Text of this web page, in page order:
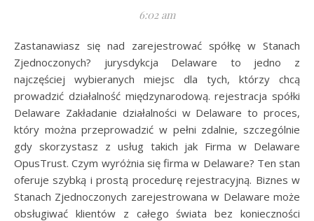
6:02 am
Zastanawiasz się nad zarejestrować spółkę w Stanach
Zjednoczonych? jurysdykcja Delaware to jedno z
najczęściej wybieranych miejsc dla tych, którzy chcą
prowadzić działalność międzynarodową. rejestracja spółki
Delaware Zakładanie działalności w Delaware to proces,
który można przeprowadzić w pełni zdalnie, szczególnie
gdy skorzystasz z usług takich jak Firma w Delaware
OpusTrust. Czym wyróżnia się firma w Delaware? Ten stan
oferuje szybką i prostą procedurę rejestracyjną. Biznes w
Stanach Zjednoczonych zarejestrowana w Delaware może
obsługiwać klientów z całego świata bez konieczności